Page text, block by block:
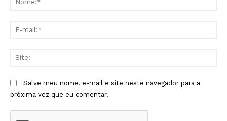
Salve meu nome, e-mail e site neste navegador para a
próxima vez que eu comentar.